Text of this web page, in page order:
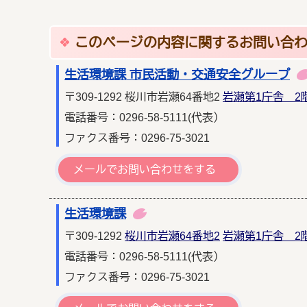
このページの内容に関するお問い合
生活環境課 市民活動・交通安全グループ
〒309-1292 桜川市岩瀬64番地2 岩瀬第1庁舎 2
電話番号：0296-58-5111(代表）
ファクス番号：0296-75-3021
メールでお問い合わせをする
生活環境課
〒309-1292 桜川市岩瀬64番地2 岩瀬第1庁舎 2
電話番号：0296-58-5111(代表）
ファクス番号：0296-75-3021